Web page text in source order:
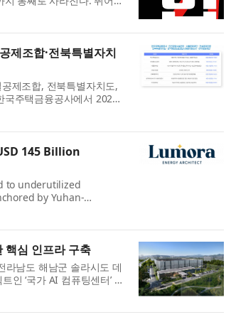
제조합·전북특별자치
제조합, 전북특별자치도,
주택금융공사에서 2026
145 Billion
to underutilized
by Yuhan-
핵심 인프라 구축
라남도 해남군 솔라시도 데
‘국가 AI 컴퓨팅센터’ 착